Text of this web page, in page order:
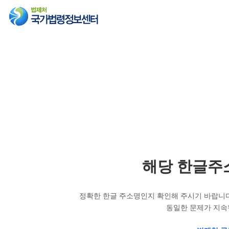
해당 한글주
정확한 한글 주소명인지 확인해 주시기 바랍
동일한 문제가 지